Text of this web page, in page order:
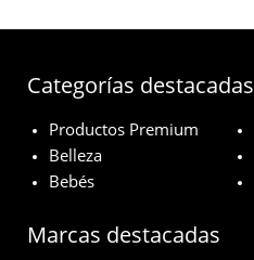
Categorías destacadas
Productos Premium
Belleza
Bebés
Marcas destacadas